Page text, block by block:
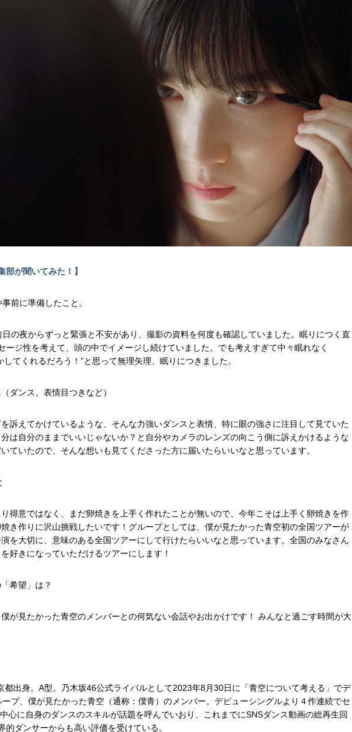
部が聞いてみた！】
前に準備したこと。
の夜からずっと緊張と不安があり、撮影の資料を何度も確認していました。眠りにつく直
ージ性を考えて、頭の中でイメージし続けていました。でも考えすぎて中々眠れなく
てくれるだろう！”と思って無理矢理、眠りにつきました。
ダンス、表情目つきなど）
訴えてかけているような、そんな力強いダンスと表情、特に眼の強さに注目して見ていた
は自分のままでいいじゃないか？と自分やカメラのレンズの向こう側に訴えかけるような
ていたので、そんな想いも見てくださった方に届いたらいいなと思っています。
得意ではなく、まだ卵焼きを上手く作れたことが無いので、今年こそは上手く卵焼きを作
き作りに沢山挑戦したいです！グループとしては、僕が見たかった青空初の全国ツアーが
を大切に、意味のある全国ツアーにして行けたらいいなと思っています。全国のみなさん
好きになっていただけるツアーにします！
希望」は？
が見たかった青空のメンバーとの何気ない会話やお出かけです！ みんなと過ごす時間が大
都出身。A型。乃木坂46公式ライバルとして2023年8月30日に「青空について考える」でデ
プ、僕が見たかった青空（通称：僕青）のメンバー。デビューシングルより４作連続でセ
心に自身のダンスのスキルが話題を呼んでいおり、これまでにSNSダンス動画の総再生回
的ダンサーからも高い評価を受けている。